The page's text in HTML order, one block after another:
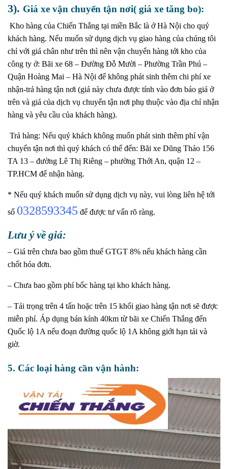
3). Giá xe vận chuyển tận nơi( giá xe tăng bo):
Kho hàng của Chiến Thắng tại miền Bắc là ở Hà Nội cho quý
khách hàng. Nếu muốn sử dụng dịch vụ giao hàng của chúng tôi
chỉ với giá chân như trên thì nên vận chuyển hàng tới kho của
công ty ở: Bãi xe 68 – Đường Đỗ Mười – Phường Trần Phú –
Quận Hoàng Mai – Hà Nội để không phát sinh thêm chi phí xe
nhận-trả hàng tận nơi (giá này chưa được tính vào đơn báo giá ở
trên và giá của dịch vụ chuyển tận nơi phụ thuộc vào địa chỉ nhận
hàng và yêu cầu của khách hàng).
Trả hàng: Nếu quý khách không muốn phát sinh thêm phí vận
chuyển tận nơi thì quý khách có thể đến: Bãi xe Dũng Thảo 156
TA 13 – đường Lê Thị Riêng – phường Thới An, quận 12 –
TP.HCM để nhận hàng.
* Nếu quý khách muốn sử dụng dịch vụ này, vui lòng liên hệ tới
số 0328593345 để được tư vấn rõ ràng.
Lưu ý về giá:
– Giá trên chưa bao gồm thuế GTGT 8% nếu khách hàng cần
chốt hóa đơn.
– Chưa bao gồm phí bốc hàng tại kho khách hàng.
– Tải trọng trên 4 tấn hoặc trên 15 khối giao hàng tận nơi sẽ được
miễn phí. Áp dụng bán kính 40km từ bãi xe Chiến Thắng đến
Quốc lộ 1A nếu đoạn đường quốc lộ 1A không giới hạn tải và
giờ.
5. Các loại hàng cần vận hành: